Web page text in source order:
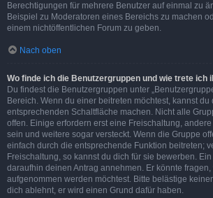
Berechtigungen für mehrere Benutzer auf einmal zu
Beispiel zu Moderatoren eines Bereichs zu machen
einem nichtöffentlichen Forum zu geben.
Nach oben
Wo finde ich die Benutzergruppen und wie trete ich
Du findest die Benutzergruppen unter
Bereich. Wenn du einer beitreten möchtest, kannst du
entsprechenden Schaltfläche machen. Nicht alle
offen. Einige erfordern erst eine Freischaltung,
sein und weitere sogar versteckt. Wenn die Gruppe
einfach durch die entsprechende Funktion beitreten;
Freischaltung, so kannst du dich für sie bewerben.
daraufhin deinen Antrag annehmen. Er könnte
aufgenommen werden möchtest. Bitte belästige
dich ablehnt, er wird einen Grund dafür haben.